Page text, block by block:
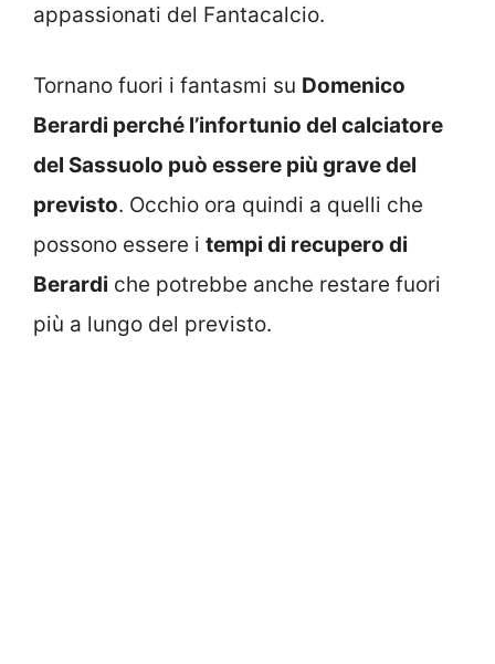
appassionati del Fantacalcio.
Tornano fuori i fantasmi su Domenico
Berardi perché l’infortunio del calciatore
del Sassuolo può essere più grave del
previsto. Occhio ora quindi a quelli che
possono essere i tempi di recupero di
Berardi che potrebbe anche restare fuori
più a lungo del previsto.